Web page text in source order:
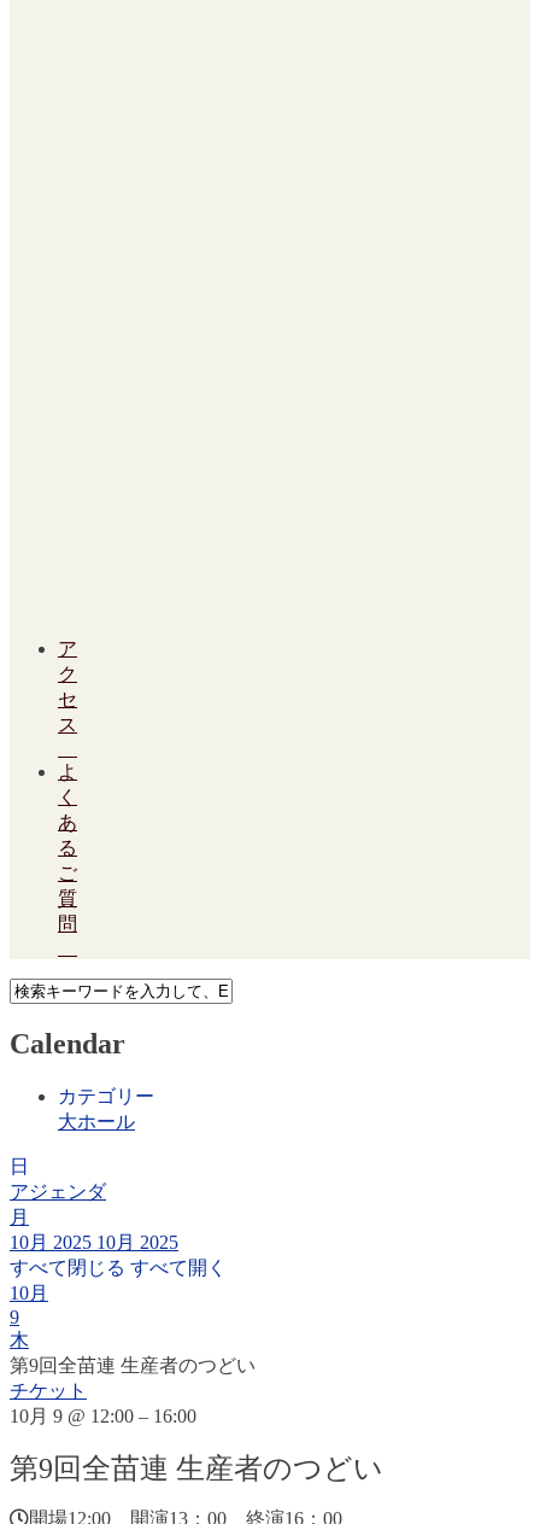
ア
ク
セ
ス
よ
く
あ
る
ご
質
問
Calendar
カテゴリー
大ホール
日
アジェンダ
月
10月 2025 10月 2025
すべて閉じる すべて開く
10月
9
木
第9回全苗連 生産者のつどい
チケット
10月 9 @ 12:00 – 16:00
第9回全苗連 生産者のつどい
開場12:00 開演13：00 終演16：00